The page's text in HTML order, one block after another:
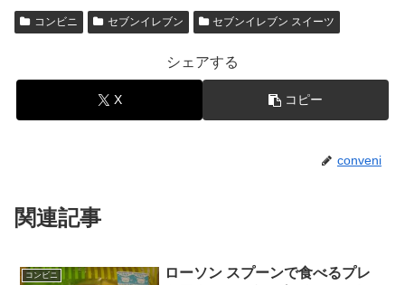
コンビニ セブンイレブン セブンイレブン スイーツ
シェアする
X コピー
conveni
関連記事
コンビニ
ローソン スプーンで食べるプレ